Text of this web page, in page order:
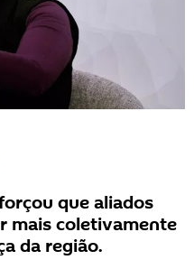
que aliados
mais coletivamente
da região.